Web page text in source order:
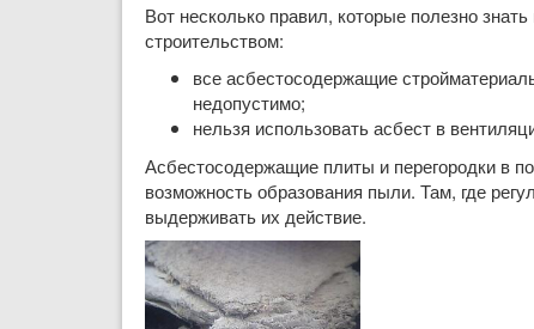
Вот несколько правил, которые полезно
строительством:
все асбестосодержащие
недопустимо;
нельзя использовать асбест в
Асбестосодержащие плиты и перего­родки в
возмож­ность образования пыли. Там, где
выдерживать их дей­ствие.